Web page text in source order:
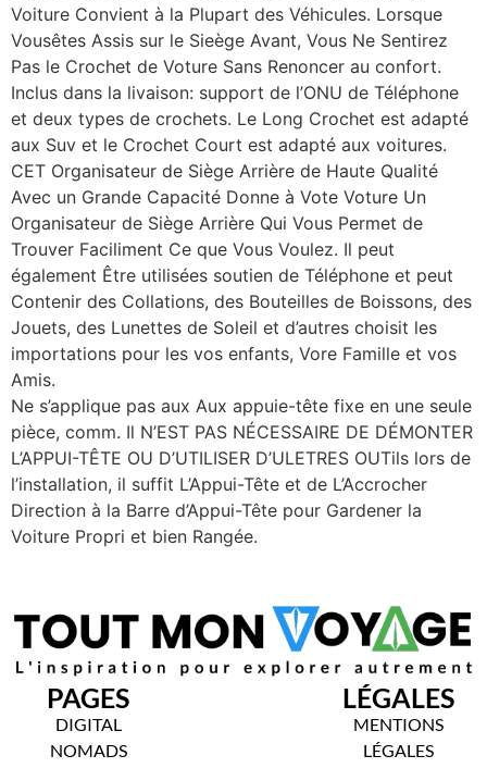
Voiture Convient à la Plupart des Véhicules. Lorsque
Vousêtes Assis sur le Sieège Avant, Vous Ne Sentirez
Pas le Crochet de Voture Sans Renoncer au confort.
Inclus dans la livaison: support de l’ONU de Téléphone
et deux types de crochets. Le Long Crochet est adapté
aux Suv et le Crochet Court est adapté aux voitures.
CET Organisateur de Siège Arrière de Haute Qualité
Avec un Grande Capacité Donne à Vote Voture Un
Organisateur de Siège Arrière Qui Vous Permet de
Trouver Faciliment Ce que Vous Voulez. Il peut
également Être utilisées soutien de Téléphone et peut
Contenir des Collations, des Bouteilles de Boissons, des
Jouets, des Lunettes de Soleil et d’autres choisit les
importations pour les vos enfants, Vore Famille et vos
Amis.
Ne s’applique pas aux Aux appuie-tête fixe en une seule
pièce, comm. Il N’EST PAS NÉCESSAIRE DE DÉMONTER
L’APPUI-TÊTE OU D’UTILISER D’ULETRES OUTils lors de
l’installation, il suffit L’Appui-Tête et de L’Accrocher
Direction à la Barre d’Appui-Tête pour Gardener la
Voiture Propri et bien Rangée.
PAGES
DIGITAL
NOMADS
LÉGALES
MENTIONS
LÉGALES